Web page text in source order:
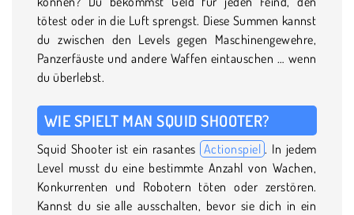
tötest oder in die Luft sprengst. Diese Summen kannst
du zwischen den Levels gegen Maschinengewehre,
Panzerfäuste und andere Waffen eintauschen … wenn
du überlebst.
WIE SPIELT MAN SQUID SHOOTER?
Squid Shooter ist ein rasantes Actionspiel . In jedem
Level musst du eine bestimmte Anzahl von Wachen,
Konkurrenten und Robotern töten oder zerstören.
Kannst du sie alle ausschalten, bevor sie dich in ein